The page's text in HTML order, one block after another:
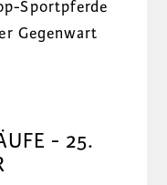
Sportpferde
Gegenwart
- 25.